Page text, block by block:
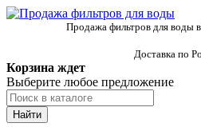
Продажа фильтров для воды
Доставка по
Корзина ждет
Выберите любое предложение
Найти